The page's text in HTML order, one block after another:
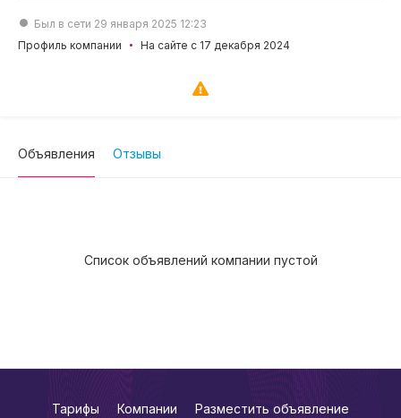
Был в сети 29 января 2025 12:23
Профиль компании
На сайте с 17 декабря 2024
Объявления Отзывы
Список объявлений компании пустой
Тарифы Компании Разместить объявление